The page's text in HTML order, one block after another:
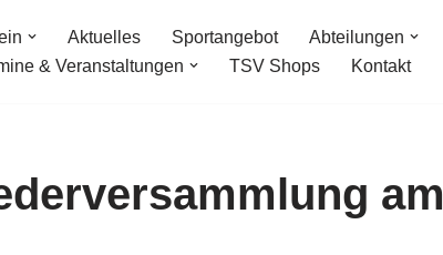
Aktuelles Sportangebot Abteilungen
& Veranstaltungen
TSV Shops Kontakt
am